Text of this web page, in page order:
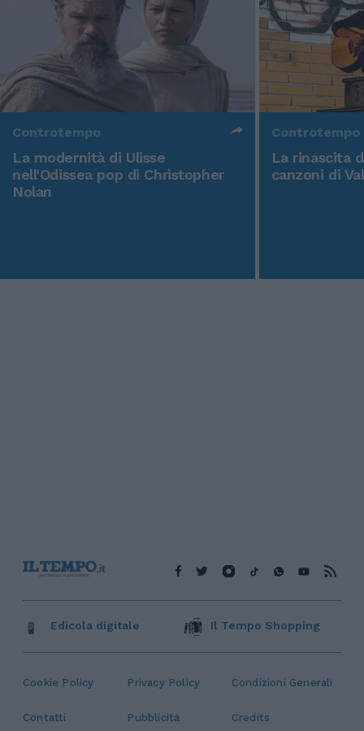
Controtempo
La modernità di Ulisse
nell'Odissea pop di Christopher
Nolan
Controtempo
La rinascita
canzoni di
Cookie Policy Privacy Policy Condizioni Generali
Contatti Pubblicità Credits
Edicola digitale Il Tempo Shopping